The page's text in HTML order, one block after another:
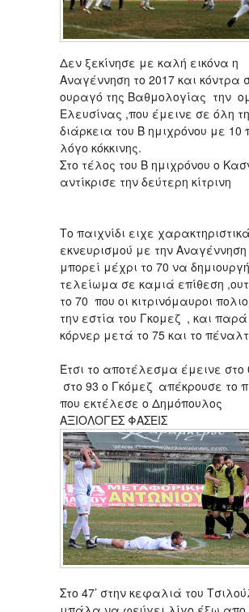
Δεν ξεκίνησε με καλή εικόνα η
Αναγέννηση το 2017 και κόντρα
ουραγό της Βαθμολογίας την
Ελευσίνας ,που έμεινε σε όλη
διάρκεια του Β ημιχρόνου με 10
λόγο κόκκινης.
Στο τέλος του Β ημιχρόνου ο
αντίκρισε την δεύτερη κίτρινη
Το παιχνίδι ειχε χαρακτηριστικά
εκνευρισμού με την
μπορεί μέχρι το 70 να
τελείωμα σε καμιά επίθεση
το 70 που οι κιτρινόμαυροι
την εστία του Γκομεζ , και
κόρνερ μετά το 75 και το
Έτσι το αποτέλεσμα έμεινε
στο 93 ο Γκόμεζ απέκρουσε το
που εκτέλεσε ο Δημόπουλος
ΑΞΙΟΛΟΓΕΣ ΦΑΣΕΙΣ
Στο 47’ στην κεφαλιά του